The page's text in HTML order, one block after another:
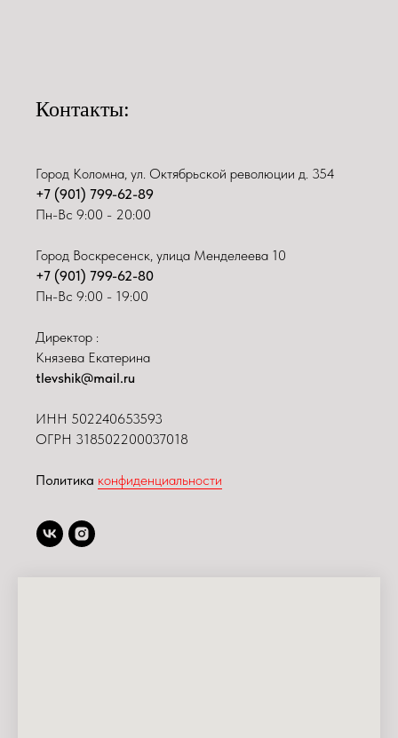
Контакты:
Город Коломна, ул. Октябрьской революции д. 354
+7 (901) 799-62-89
Пн-Вс 9:00 - 20:00
Город Воскресенск, улица Менделеева 10
+7 (901) 799-62-80
Пн-Вс 9:00 - 19:00
Директор :
Князева Екатерина
tlevshik@mail.ru
ИНН 502240653593
ОГРН 318502200037018
Политика конфиденциальности